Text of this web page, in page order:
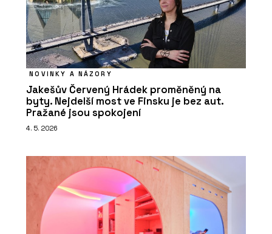
NOVINKY A NÁZORY
Jakešův Červený Hrádek proměněný na
byty. Nejdelší most ve Finsku je bez aut.
Pražané jsou spokojení
4. 5. 2026